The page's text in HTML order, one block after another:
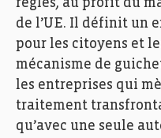
règles, au profit du
de l’UE. Il définit un
pour les citoyens et
mécanisme de
les entreprises qui
traitement
qu’avec une seule